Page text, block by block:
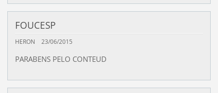
FOUCESP
HERON 23/06/2015
PARABENS PELO CONTEUD